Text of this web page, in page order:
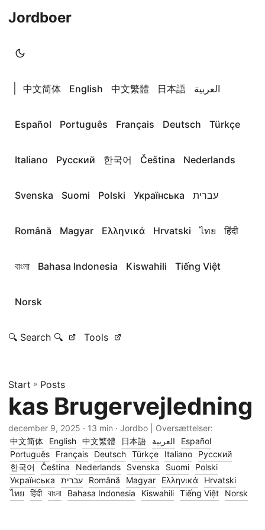
Jordboer
中文简体 English 中文繁體 日本語 العربية
Español Português Français Deutsch Türkçe
Italiano Русский 한국어 Čeština Nederlands
Svenska Suomi Polski Українська עברית
Română Magyar Ελληνικά Hrvatski ไทย हिंदी
বাংলা Bahasa Indonesia Kiswahili Tiếng Việt
Norsk
🔍 Search 🔍 Tools
Start » Posts
kas Brugervejledning
december 9, 2025 · 13 min · Jordbo | Oversættelser:
中文简体
English 中文繁體 日本語 العربية
Español
Português
Français Deutsch Türkçe Italiano
Русский
한국어
Čeština Nederlands Svenska Suomi
Polski
Українська
עברית Română Magyar Ελληνικά
Hrvatski
ไทย
हिंदी বাংলা Bahasa Indonesia Kiswahili Tiếng Việt Norsk